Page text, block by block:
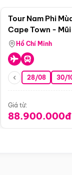
Tour Nam Phi
Cape Town -
Bàn -
Safari - Lodge
Hồ Chí Minh
28/08 30/
Giá từ:
88.900.000đ